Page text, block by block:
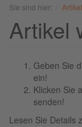
Sie sind hier:
Artikel
Geben Sie
ein!
Klicken Sie
senden!
Lesen Sie Details